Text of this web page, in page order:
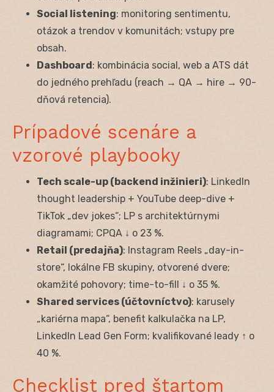
Social listening: monitoring sentimentu,
otázok a trendov v komunitách; vstupy pre
obsah.
Dashboard: kombinácia social, web a ATS dát
do jedného prehľadu (reach → QA → hire → 90-
dňová retencia).
Prípadové scenáre a
vzorové playbooky
Tech scale-up (backend inžinieri): LinkedIn
thought leadership + YouTube deep-dive +
TikTok „dev jokes“; LP s architektúrnymi
diagramami; CPQA ↓ o 23 %.
Retail (predajňa): Instagram Reels „day-in-
store“, lokálne FB skupiny, otvorené dvere;
okamžité pohovory; time-to-fill ↓ o 35 %.
Shared services (účtovníctvo): karusely
„kariérna mapa“, benefit kalkulačka na LP,
LinkedIn Lead Gen Form; kvalifikované leady ↑ o
40 %.
Checklist pred štartom